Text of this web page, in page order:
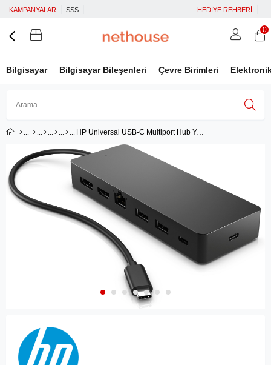
KAMPANYALAR SSS HEDİYE REHBERİ
Bilgisayar Bilgisayar Bileşenleri Çevre Birimleri
Facebook İle Bağlan
Google İle Bağlan
0
HP Universal USB-C Multiport Hub Yerleştirme USB 3.2 Gen 2 (3.1 Gen 2) Type-C - Siyah